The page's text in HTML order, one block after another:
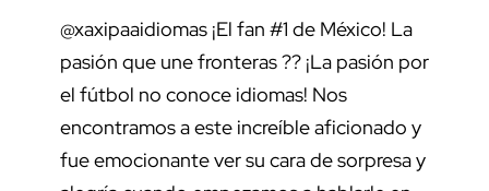
@xaxipaaidiomas ¡El fan #1 de México! La
pasión que une fronteras ?? ¡La pasión por
el fútbol no conoce idiomas! Nos
encontramos a este increíble aficionado y
fue emocionante ver su cara de sorpresa y